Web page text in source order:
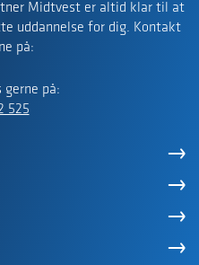
Midtvest er altid klar til at
uddannelse for dig. Kontakt
på:
gerne på:
525